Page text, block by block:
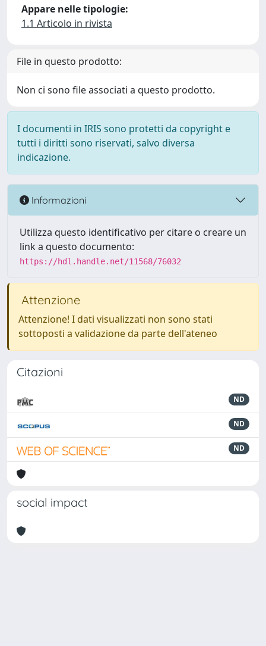
Appare nelle tipologie:
1.1 Articolo in rivista
File in questo prodotto:
Non ci sono file associati a questo prodotto.
I documenti in IRIS sono protetti da copyright e
tutti i diritti sono riservati, salvo diversa
indicazione.
Informazioni
Utilizza questo identificativo per citare o creare un
link a questo documento:
https://hdl.handle.net/11568/76032
Attenzione
Attenzione! I dati visualizzati non sono stati
sottoposti a validazione da parte dell'ateneo
Citazioni
ND
ND
ND
social impact